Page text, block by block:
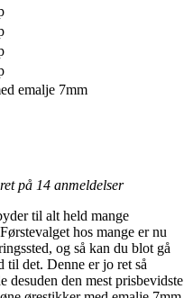
emalje 7mm
på 14 anmeldelser
til alt held mange
hos mange er nu
og så kan du blot gå
det. Denne er jo ret så
den mest prisbevidste